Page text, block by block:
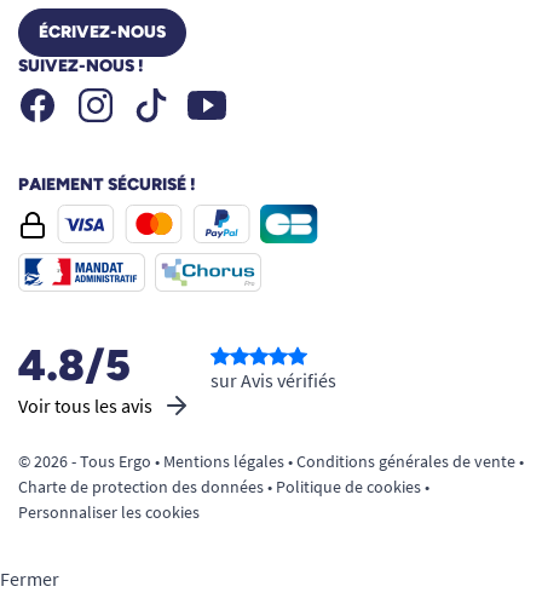
ÉCRIVEZ-NOUS
SUIVEZ-NOUS !
FacebookInstagramTiktok Youtube
PAIEMENT SÉCURISÉ !
4.8/5
Voir tous les avis
sur Avis vérifiés
© 2026 - Tous Ergo • Mentions légales•Conditions générales de vente•
Charte de protection des données• Politique de cookies•
Personnaliser les cookies
Fermer